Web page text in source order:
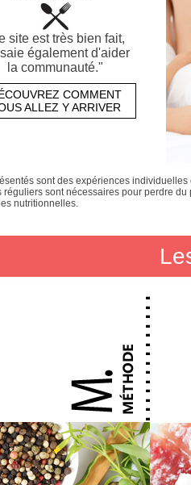
site est très bien fait,
également d'aider
la communauté."
COMMENT
ALLEZ Y ARRIVER
sont des expériences
sont nécessaires pour perdre
nutritionnelles.